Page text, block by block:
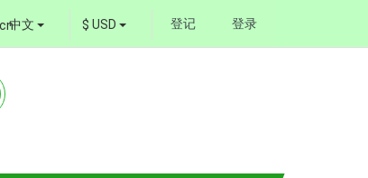
中文 $ USD 登记 登录